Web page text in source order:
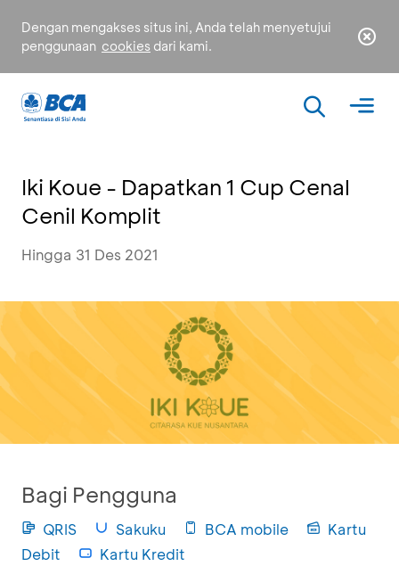
Dengan mengakses situs ini, Anda telah menyetujui
penggunaan cookies dari kami.
Iki Koue - Dapatkan 1 Cup Cenal
Cenil Komplit
Hingga 31 Des 2021
Bagi Pengguna
QRIS Sakuku BCA mobile
Kartu
Debit
Kartu Kredit